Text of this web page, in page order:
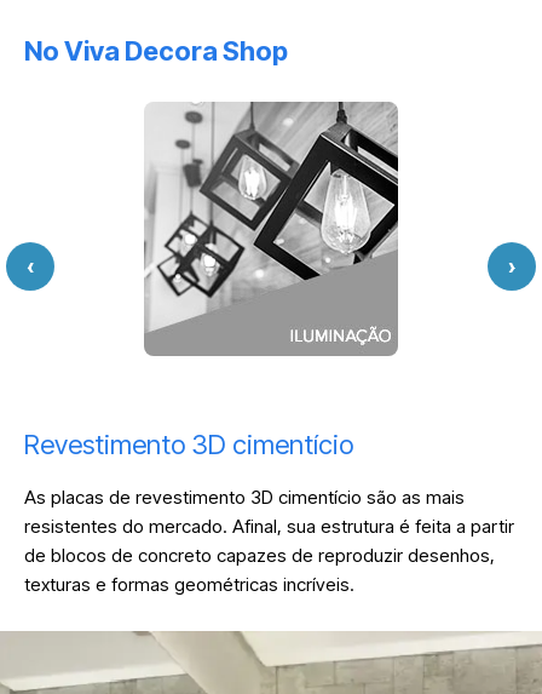
No Viva Decora Shop
‹ ›
Revestimento 3D cimentício
As placas de revestimento 3D cimentício são as mais
resistentes do mercado. Afinal, sua estrutura é feita a partir
de blocos de concreto capazes de reproduzir desenhos,
texturas e formas geométricas incríveis.